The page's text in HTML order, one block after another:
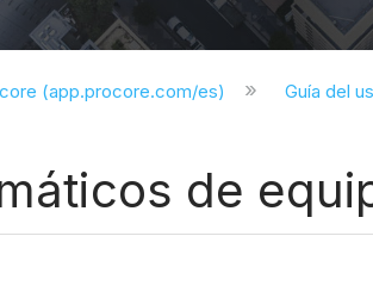
(app.procore.com/es) Guía del
de